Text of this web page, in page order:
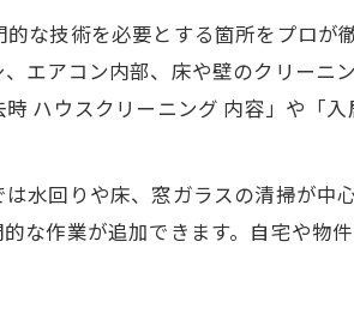
ど対応箇所ごとの掃除範囲
ニングで手が届く細部の作業
ーニング内容解説
めのハウスクリーニング内容
ハウスクリーニング内容の違い
な技術を必要とする箇所をプロが
エアコン内部、床や壁のクリーニ
ハウスクリーニング 内容」や「
水回りや床、窓ガラスの清掃が中
な作業が追加できます。自宅や物